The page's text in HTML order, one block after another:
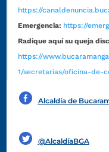
https://
Emergencia: https://
Radique aquí su queja
https://
1/secretarias/oficina-de-
Alcaldía de
@AlcaldíaBGA